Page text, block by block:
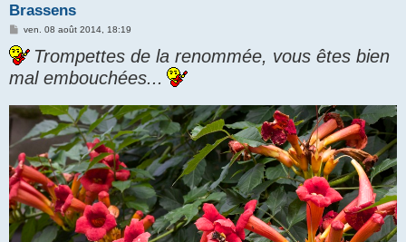
Brassens
M
s
s
g
ven. 08 août 2014, 18:19
Trompettes de la renommée, vous êtes bien
mal embouchées...